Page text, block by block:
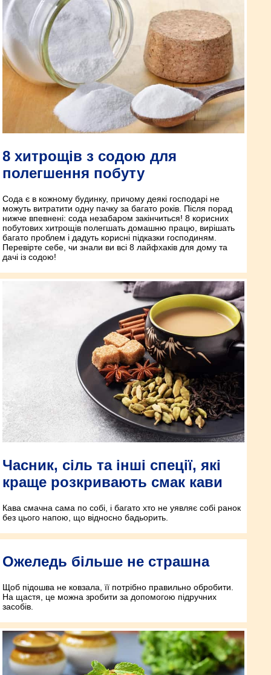
8 хитрощів з содою для
полегшення побуту
Сода є в кожному будинку, причому деякі господарі не
можуть витратити одну пачку за багато років. Після порад
нижче впевнені: сода незабаром закінчиться! 8 корисних
побутових хитрощів полегшать домашню працю, вирішать
багато проблем і дадуть корисні підказки господиням.
Перевірте себе, чи знали ви всі 8 лайфхаків для дому та
дачі із содою!
Часник, сіль та інші спеції, які
краще розкривають смак кави
Кава смачна сама по собі, і багато хто не уявляє собі ранок
без цього напою, що відносно бадьорить.
Ожеледь більше не страшна
Щоб підошва не ковзала, її потрібно правильно обробити.
На щастя, це можна зробити за допомогою підручних
засобів.